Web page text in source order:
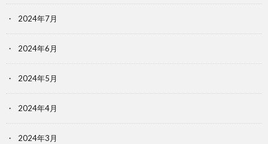
2024年7月
2024年6月
2024年5月
2024年4月
2024年3月